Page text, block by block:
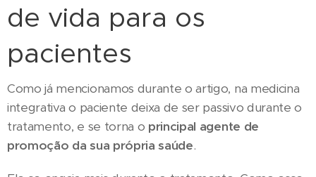
de vida para os
pacientes
Como já mencionamos durante o artigo, na medicina
integrativa o paciente deixa de ser passivo durante o
tratamento, e se torna o principal agente de
promoção da sua própria saúde.